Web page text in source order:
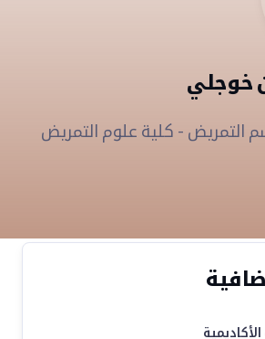
خوجلي
- كلية علوم التمريض